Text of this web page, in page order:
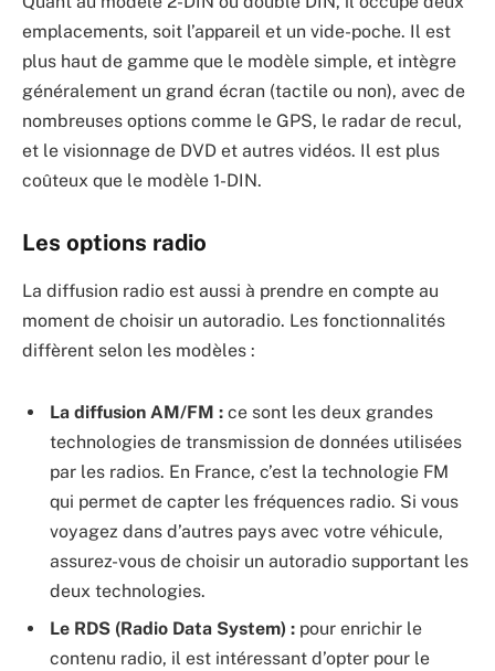
emplacements, soit l’appareil et un vide-poche. Il est
plus haut de gamme que le modèle simple, et intègre
généralement un grand écran (tactile ou non), avec de
nombreuses options comme le GPS, le radar de recul,
et le visionnage de DVD et autres vidéos. Il est plus
coûteux que le modèle 1-DIN.
Les options radio
La diffusion radio est aussi à prendre en compte au
moment de choisir un autoradio. Les fonctionnalités
diffèrent selon les modèles :
La diffusion AM/FM : ce sont les deux grandes
technologies de transmission de données utilisées
par les radios. En France, c’est la technologie FM
qui permet de capter les fréquences radio. Si vous
voyagez dans d’autres pays avec votre véhicule,
assurez-vous de choisir un autoradio supportant les
deux technologies.
Le RDS (Radio Data System) : pour enrichir le
contenu radio, il est intéressant d’opter pour le